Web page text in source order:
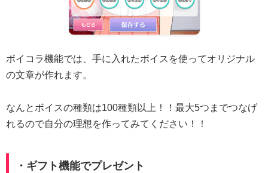
ボイコラ機能では、手に入れたボイスを使ってオリジナル
の文章が作れます。
なんとボイスの種類は100種類以上！！最大5つまでつなげ
れるので自分の理想を作ってみてください！！
・ギフト機能でプレゼント